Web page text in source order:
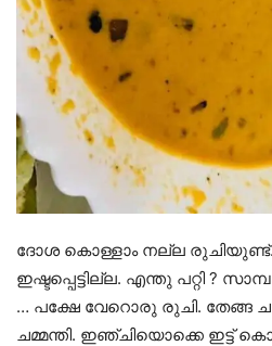
ദോശ കൊള്ളാം നല്ല രുചിയുണ്ട്.
ഇഷ്ടപ്പെട്ടില്ല. എന്തു പറ്റി ?
… പക്ഷേ വേറൊരു രുചി. തേങ്ങ
ചമ്മന്തി. ഇഞ്ചിയൊക്കെ ഇട്ട്